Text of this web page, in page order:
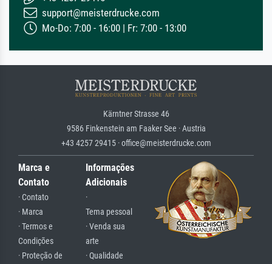
support@meisterdrucke.com
Mo-Do: 7:00 - 16:00 | Fr: 7:00 - 13:00
Kärntner Strasse 46
9586 Finkenstein am Faaker See · Austria
+43 4257 29415 · office@meisterdrucke.com
Marca e
Contato
· Contato
· Marca
· Termos e
Condições
· Proteção de
Informações
Adicionais
·
Tema pessoal
· Venda sua
arte
· Qualidade